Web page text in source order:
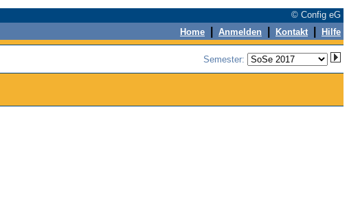
© Config eG
Home Anmelden Kontakt Hilfe
Semester: